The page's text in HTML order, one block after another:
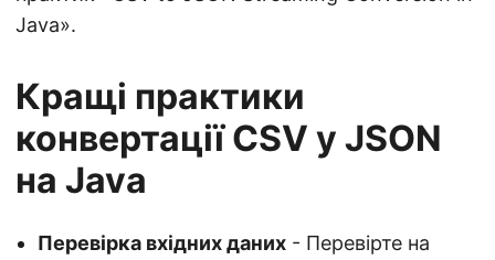
Java».
Кращі практики
конвертації CSV у JSON
на Java
Перевірка вхідних даних - Перевірте на